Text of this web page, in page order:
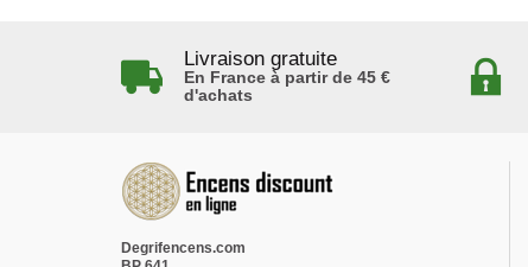
Livraison gratuite
En France à partir de 45 €
d'achats
Degrifencens.com